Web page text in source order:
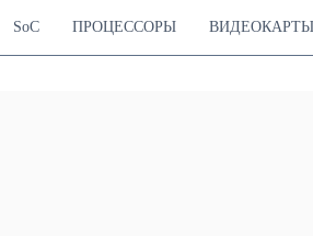
SoC ПРОЦЕССОРЫ ВИДЕОКАРТЫ